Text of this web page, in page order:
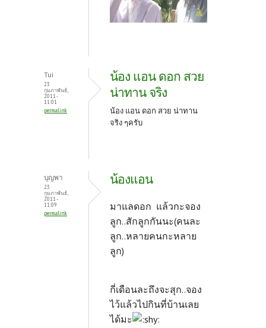
Tui
23
กุมภาพันธ์,
2011 -
11:01
permalink
น้อง แอน ดอก สวย
น่าทาน จริง
น้อง แอน ดอก สวย น่าทาน
จริง ๆครับ
บุญพา
23
กุมภาพันธ์,
2011 -
11:09
permalink
น้องแอน
มาแลดอก แล้วกะจอง
ลูก..สักลูกกันนะ(คนละ
ลูก..หลายคนกะหลาย
ลูก)
กี่เดือนละถึงจะสุก..จอง
ไว้แล้วไปกินที่บ้านเลย
ได้มะ